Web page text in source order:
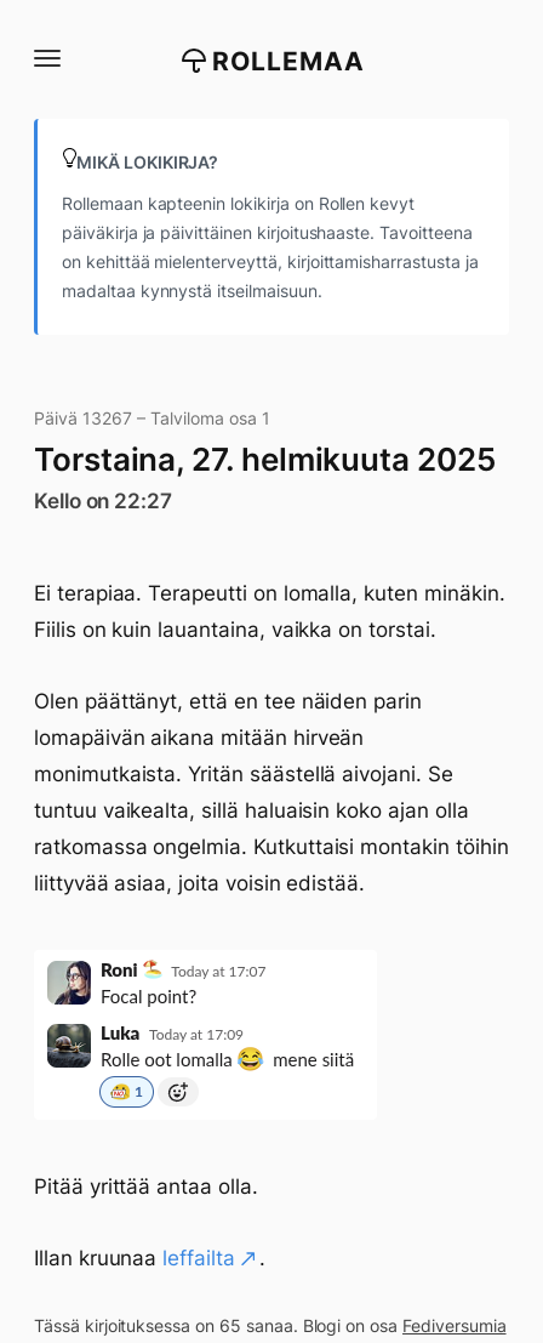
suoraan
ROLLEMAA
MIKÄ LOKIKIRJA?
Rollemaan kapteenin lokikirja on Rollen kevyt
päiväkirja ja päivittäinen kirjoitushaaste. Tavoitteena
on kehittää mielenterveyttä, kirjoittamisharrastusta ja
madaltaa kynnystä itseilmaisuun.
Päivä 13267 – Talviloma osa 1
Torstaina, 27. helmikuuta 2025
Kello on 22:27
Ei terapiaa. Terapeutti on lomalla, kuten minäkin.
Fiilis on kuin lauantaina, vaikka on torstai.
Olen päättänyt, että en tee näiden parin
lomapäivän aikana mitään hirveän
monimutkaista. Yritän säästellä aivojani. Se
tuntuu vaikealta, sillä haluaisin koko ajan olla
ratkomassa ongelmia. Kutkuttaisi montakin töihin
liittyvää asiaa, joita voisin edistää.
Pitää yrittää antaa olla.
Illan kruunaa leffailta .
Tässä kirjoituksessa on 65 sanaa. Blogi on osa Fediversumia